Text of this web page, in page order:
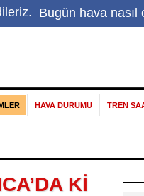
Bugün hava nasıl
ihbar|İletişim|Sapanca
HAVA DURUMU TREN
Kİ